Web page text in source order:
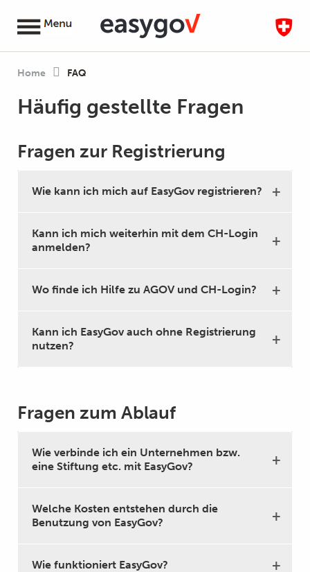
Home FAQ
Häufig gestellte Fragen
Fragen zur Registrierung
Wie kann ich mich auf EasyGov registrieren?
Kann ich mich weiterhin mit dem CH-Login
anmelden?
Wo finde ich Hilfe zu AGOV und CH-Login?
Kann ich EasyGov auch ohne Registrierung
nutzen?
Fragen zum Ablauf
Wie verbinde ich ein Unternehmen bzw.
eine Stiftung etc. mit EasyGov?
Welche Kosten entstehen durch die
Benutzung von EasyGov?
Wie funktioniert EasyGov?